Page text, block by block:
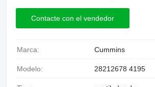
Contacte con el vendedor
Marca: Cummins
Modelo: 28212678 4195